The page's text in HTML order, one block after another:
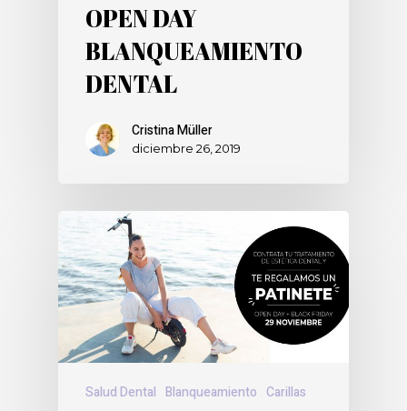
OPEN DAY
BLANQUEAMIENTO
DENTAL
Cristina Müller
diciembre 26, 2019
Salud Dental Blanqueamiento Carillas